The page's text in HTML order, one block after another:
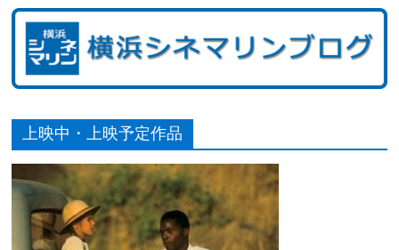
上映中・上映予定作品